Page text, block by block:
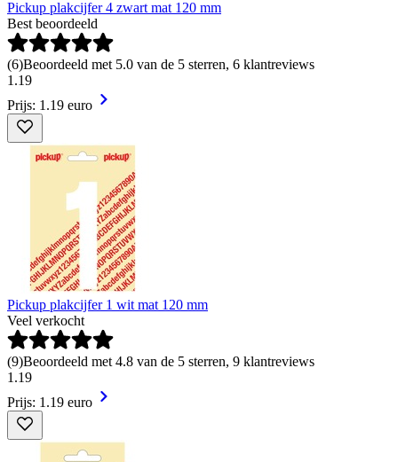
Pickup plakcijfer 4 zwart mat 120 mm
Best beoordeeld
(6)Beoordeeld met 5.0 van de 5 sterren, 6 klantreviews
1 .19
Prijs: 1.19 euro
Pickup plakcijfer 1 wit mat 120 mm
Veel verkocht
(9)Beoordeeld met 4.8 van de 5 sterren, 9 klantreviews
1 .19
Prijs: 1.19 euro